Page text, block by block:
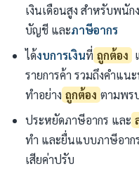
เงินเดือนสูง สำหรับพนั
บัญชี และภาษีอากร
ได้งบการเงินที่ ถูกต้อง
รายการค้า รวมถึงคำแน
ทำอย่าง ถูกต้อง ตามพร
ประหยัดภาษีอากร และ
ทำ และยื่นแบบภาษีอาก
เสียค่าปรับ